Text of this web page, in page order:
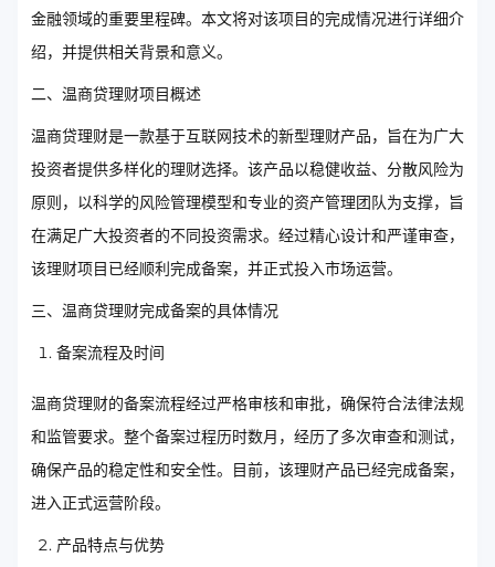
金融领域的重要里程碑。本文将对该项目的完成情况进行详细介
绍，并提供相关背景和意义。
二、温商贷理财项目概述
温商贷理财是一款基于互联网技术的新型理财产品，旨在为广大
投资者提供多样化的理财选择。该产品以稳健收益、分散风险为
原则，以科学的风险管理模型和专业的资产管理团队为支撑，旨
在满足广大投资者的不同投资需求。经过精心设计和严谨审查，
该理财项目已经顺利完成备案，并正式投入市场运营。
三、温商贷理财完成备案的具体情况
备案流程及时间
温商贷理财的备案流程经过严格审核和审批，确保符合法律法规
和监管要求。整个备案过程历时数月，经历了多次审查和测试，
确保产品的稳定性和安全性。目前，该理财产品已经完成备案，
进入正式运营阶段。
产品特点与优势